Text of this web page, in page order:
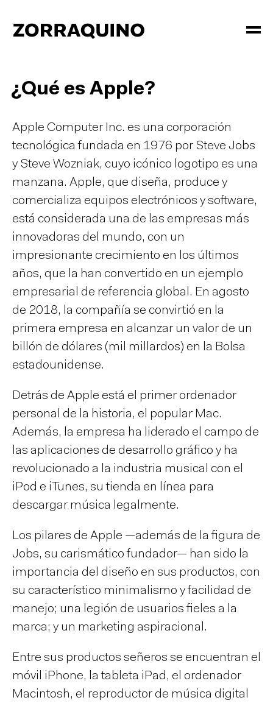
¿Qué es Apple?
Apple Computer Inc. es una corporación
tecnológica fundada en 1976 por Steve Jobs
y Steve Wozniak, cuyo icónico logotipo es una
manzana. Apple, que diseña, produce y
comercializa equipos electrónicos y software,
está considerada una de las empresas más
innovadoras del mundo, con un
impresionante crecimiento en los últimos
años, que la han convertido en un ejemplo
empresarial de referencia global. En agosto
de 2018, la compañía se convirtió en la
primera empresa en alcanzar un valor de un
billón de dólares (mil millardos) en la Bolsa
estadounidense.
Detrás de Apple está el primer ordenador
personal de la historia, el popular Mac.
Además, la empresa ha liderado el campo de
las aplicaciones de desarrollo gráfico y ha
revolucionado a la industria musical con el
iPod e iTunes, su tienda en línea para
descargar música legalmente.
Los pilares de Apple —además de la figura de
Jobs, su carismático fundador— han sido la
importancia del diseño en sus productos, con
su característico minimalismo y facilidad de
manejo; una legión de usuarios fieles a la
marca; y un marketing aspiracional.
Entre sus productos señeros se encuentran el
móvil iPhone, la tableta iPad, el ordenador
Macintosh, el reproductor de música digital